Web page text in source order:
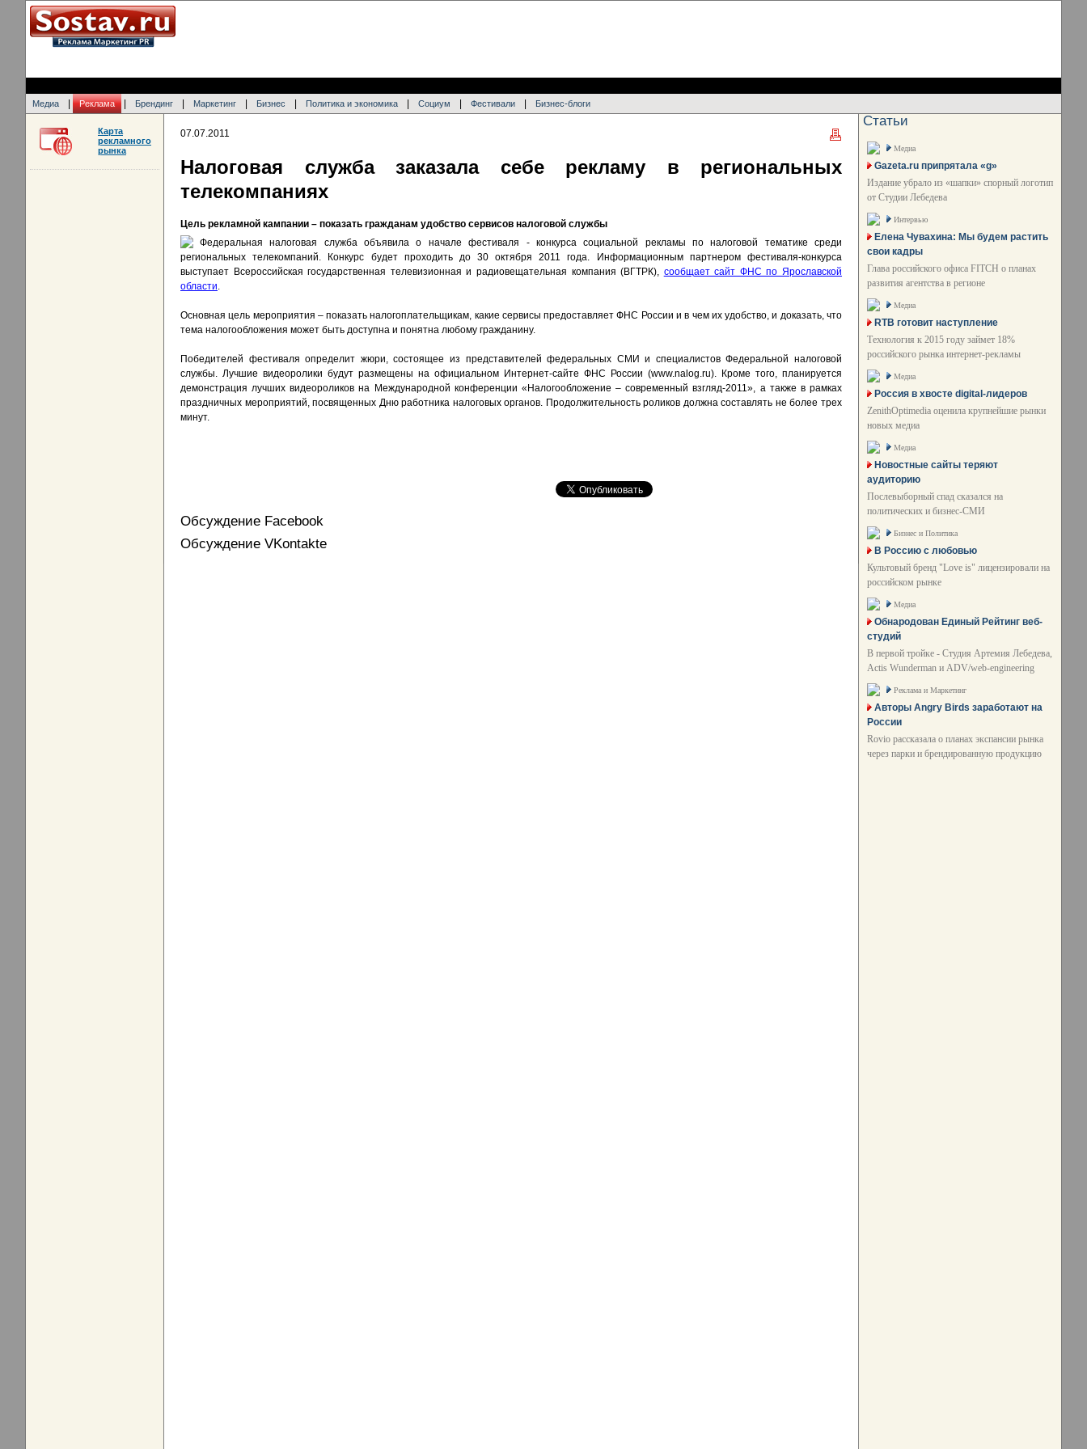
Медиа Реклама Брендинг Маркетинг Бизнес Политика и экономика Социум Фестивали Бизнес-блоги
07.07.2011
Налоговая служба заказала себе рекламу в региональных
телекомпаниях
Цель рекламной кампании – показать гражданам удобство сервисов налоговой службы
Федеральная налоговая служба объявила о начале фестиваля - конкурса социальной рекламы по налоговой тематике среди
региональных телекомпаний. Конкурс будет проходить до 30 октября 2011 года. Информационным партнером фестиваля-конкурса
выступает Всероссийская государственная телевизионная и радиовещательная компания (ВГТРК), сообщает сайт ФНС по Ярославской
области.
Основная цель мероприятия – показать налогоплательщикам, какие сервисы предоставляет ФНС России и в чем их удобство, и доказать, что
тема налогообложения может быть доступна и понятна любому гражданину.
Победителей фестиваля определит жюри, состоящее из представителей федеральных СМИ и специалистов Федеральной налоговой
службы. Лучшие видеоролики будут размещены на официальном Интернет-сайте ФНС России (www.nalog.ru). Кроме того, планируется
демонстрация лучших видеороликов на Международной конференции «Налогообложение – современный взгляд-2011», а также в рамках
праздничных мероприятий, посвященных Дню работника налоговых органов. Продолжительность роликов должна составлять не более трех
минут.
Обсуждение Facebook
Обсуждение VKontakte
Карта
рекламного
рынка
Статьи
Медиа
Gazeta.ru припрятала «g»
Издание убрало из «шапки» спорный логотип
от Студии Лебедева
Интервью
Елена Чувахина: Мы будем растить
свои кадры
Глава российского офиса FITCH о планах
развития агентства в регионе
Медиа
RTB готовит наступление
Технология к 2015 году займет 18%
российского рынка интернет-рекламы
Медиа
Россия в хвосте digital-лидеров
ZenithOptimedia оценила крупнейшие рынки
новых медиа
Медиа
Новостные сайты теряют
аудиторию
Послевыборный спад сказался на
политических и бизнес-СМИ
Бизнес и Политика
В Россию с любовью
Культовый бренд "Love is" лицензировали на
российском рынке
Медиа
Обнародован Единый Рейтинг веб-
студий
В первой тройке - Студия Артемия Лебедева,
Actis Wunderman и ADV/web-engineering
Реклама и Маркетинг
Авторы Angry Birds заработают на
России
Rovio рассказала о планах экспансии рынка
через парки и брендированную продукцию